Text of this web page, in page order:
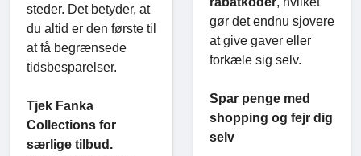
steder. Det betyder, at
du altid er den første til
at få begrænsede
tidsbesparelser.
Tjek Fanka
Collections for
særlige tilbud.
gør det endnu sjovere
at give gaver eller
forkæle sig selv.
Spar penge med
shopping og fejr dig
selv